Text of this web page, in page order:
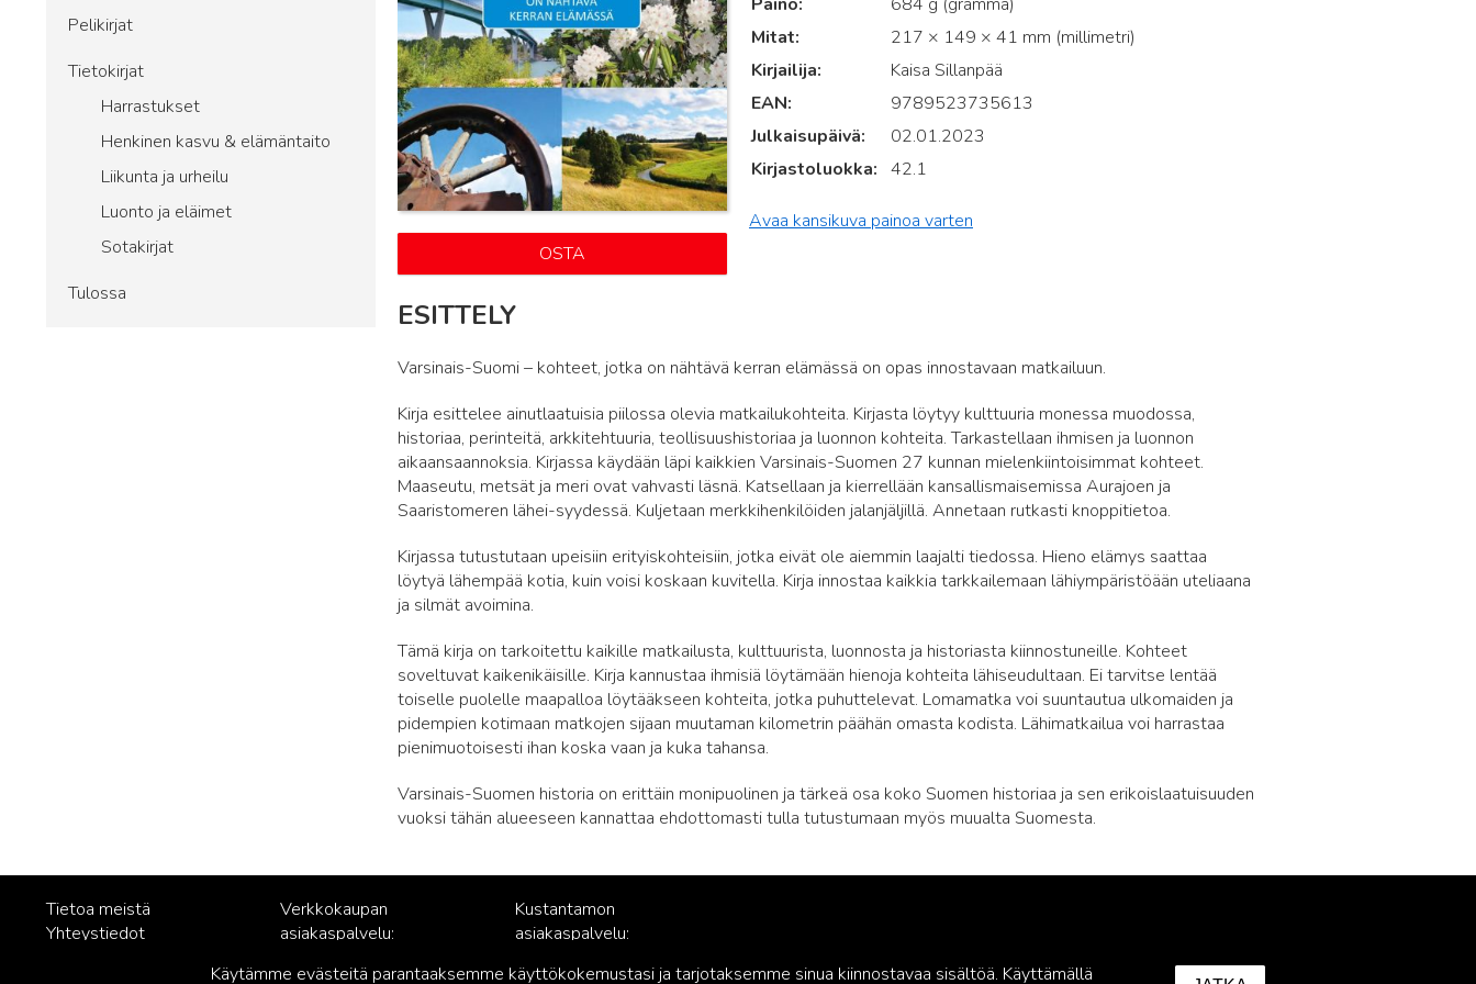
Pelikirjat
Tietokirjat
Harrastukset
Henkinen kasvu & elämäntaito
Liikunta ja urheilu
Luonto ja eläimet
Sotakirjat
Tulossa
OSTA
Mitat
217 × 149 × 41 mm (millimetri)
Kirjailija
Kaisa Sillanpää
EAN
9789523735613
Julkaisupäivä
02.01.2023
Kirjastoluokka
42.1
Avaa kansikuva painoa varten
ESITTELY
Varsinais-Suomi – kohteet, jotka on nähtävä kerran elämässä on opas innostavaan matkailuun.
Kirja esittelee ainutlaatuisia piilossa olevia matkailukohteita. Kirjasta löytyy kulttuuria monessa muodossa,
historiaa, perinteitä, arkkitehtuuria, teollisuushistoriaa ja luonnon kohteita. Tarkastellaan ihmisen ja luonnon
aikaansaannoksia. Kirjassa käydään läpi kaikkien Varsinais-Suomen 27 kunnan mielenkiintoisimmat kohteet.
Maaseutu, metsät ja meri ovat vahvasti läsnä. Katsellaan ja kierrellään kansallismaisemissa Aurajoen ja
Saaristomeren lähei-syydessä. Kuljetaan merkkihenkilöiden jalanjäljillä. Annetaan rutkasti knoppitietoa.
Kirjassa tutustutaan upeisiin erityiskohteisiin, jotka eivät ole aiemmin laajalti tiedossa. Hieno elämys saattaa
löytyä lähempää kotia, kuin voisi koskaan kuvitella. Kirja innostaa kaikkia tarkkailemaan lähiympäristöään uteliaana
ja silmät avoimina.
Tämä kirja on tarkoitettu kaikille matkailusta, kulttuurista, luonnosta ja historiasta kiinnostuneille. Kohteet
soveltuvat kaikenikäisille. Kirja kannustaa ihmisiä löytämään hienoja kohteita lähiseudultaan. Ei tarvitse lentää
toiselle puolelle maapalloa löytääkseen kohteita, jotka puhuttelevat. Lomamatka voi suuntautua ulkomaiden ja
pidempien kotimaan matkojen sijaan muutaman kilometrin päähän omasta kodista. Lähimatkailua voi harrastaa
pienimuotoisesti ihan koska vaan ja kuka tahansa.
Varsinais-Suomen historia on erittäin monipuolinen ja tärkeä osa koko Suomen historiaa ja sen erikoislaatuisuuden
vuoksi tähän alueeseen kannattaa ehdottomasti tulla tutustumaan myös muualta Suomesta.
Tietoa meistä
Yhteystiedot
Verkkokaupan
asiakaspalvelu:
Kustantamon
asiakaspalvelu:
Käytämme evästeitä parantaaksemme käyttökokemustasi ja tarjotaksemme sinua kiinnostavaa sisältöä. Käyttämällä